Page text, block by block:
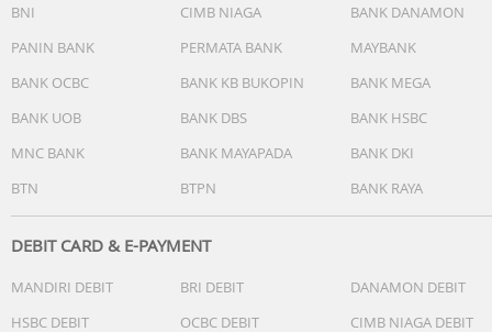
Bass yang bulat, suara yang seimbang
Nikmati suara yang dibuat dengan cermat dengan treble
yang jernih dan bass yang dalam dan disetel dengan baik
yang tetap sesuai dengan irama.
BNI
CIMB NIAGA
BANK DANAMON
PANIN BANK
PERMATA BANK
MAYBANK
BANK OCBC
BANK KB BUKOPIN
BANK MEGA
BANK UOB
BANK DBS
BANK HSBC
MNC BANK
BANK MAYAPADA
BANK DKI
BTN
BTPN BANK RAYA
DEBIT CARD & E-PAYMENT
MANDIRI DEBIT BRI DEBIT
DANAMON DEBIT
HSBC DEBIT
OCBC DEBIT
CIMB NIAGA DEBIT